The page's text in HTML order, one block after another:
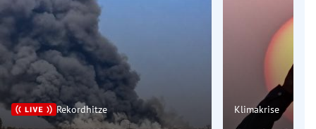
Rekordhitze Klimakrise